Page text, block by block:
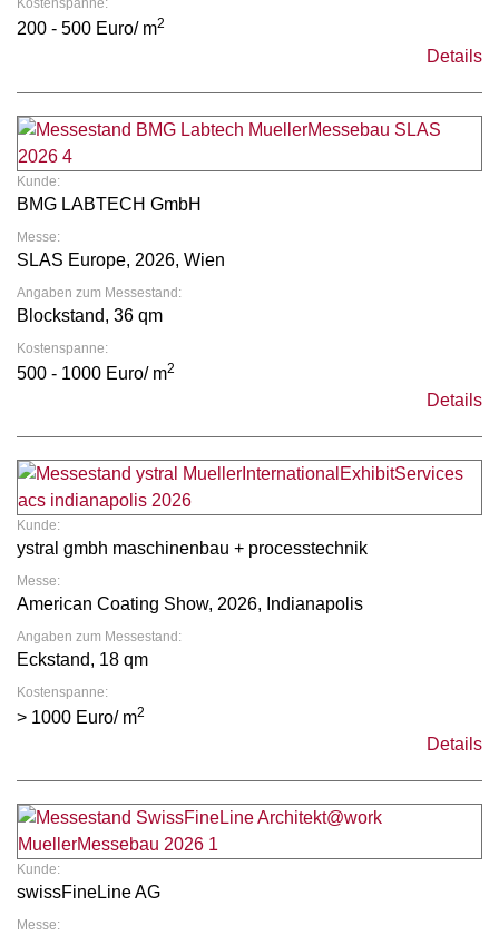
Kostenspanne:
200 - 500 Euro/ m2
Details
Kunde:
BMG LABTECH GmbH
Messe:
SLAS Europe, 2026, Wien
Angaben zum Messestand:
Blockstand, 36 qm
Kostenspanne:
500 - 1000 Euro/ m2
Details
Kunde:
ystral gmbh maschinenbau + processtechnik
Messe:
American Coating Show, 2026, Indianapolis
Angaben zum Messestand:
Eckstand, 18 qm
Kostenspanne:
> 1000 Euro/ m2
Details
Kunde:
swissFineLine AG
Messe: